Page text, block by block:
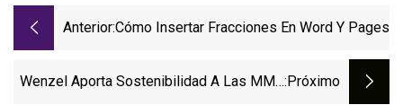
Anterior:Cómo Insertar Fracciones En Word Y Pages
Wenzel Aporta Sostenibilidad A Las MMC:próximo